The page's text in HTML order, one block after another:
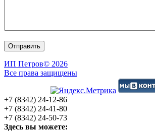
ИП Петров© 2026
Все права защищены
+7 (8342) 24-12-86
+7 (8342) 24-41-80
+7 (8342) 24-50-73
Здесь вы можете: